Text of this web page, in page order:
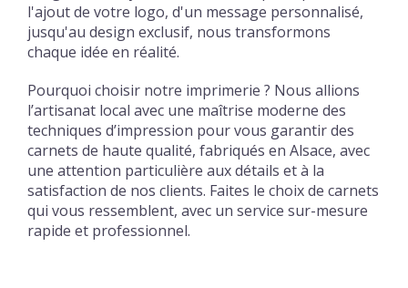
l'ajout de votre logo, d'un message personnalisé,
jusqu'au design exclusif, nous transformons
chaque idée en réalité.
Pourquoi choisir notre imprimerie ? Nous allions
l’artisanat local avec une maîtrise moderne des
techniques d’impression pour vous garantir des
carnets de haute qualité, fabriqués en Alsace, avec
une attention particulière aux détails et à la
satisfaction de nos clients. Faites le choix de carnets
qui vous ressemblent, avec un service sur-mesure
rapide et professionnel.